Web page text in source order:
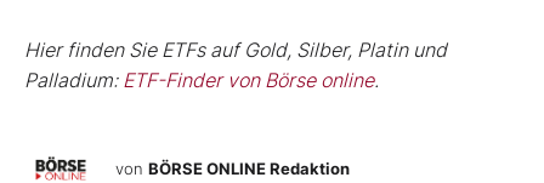
Hier finden Sie ETFs auf Gold, Silber, Platin und
Palladium: ETF-Finder von Börse online.
von BÖRSE ONLINE Redaktion